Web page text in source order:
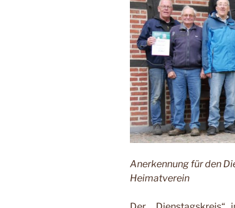
Anerkennung für den
Heimatverein